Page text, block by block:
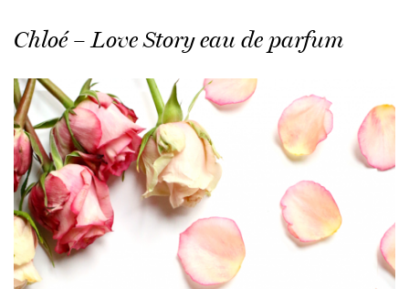
Chloé – Love Story eau de parfum